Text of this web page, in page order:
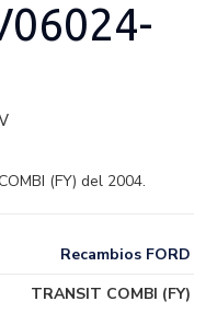
(FY) del 2004.
Recambios FORD
TRANSIT COMBI (FY)